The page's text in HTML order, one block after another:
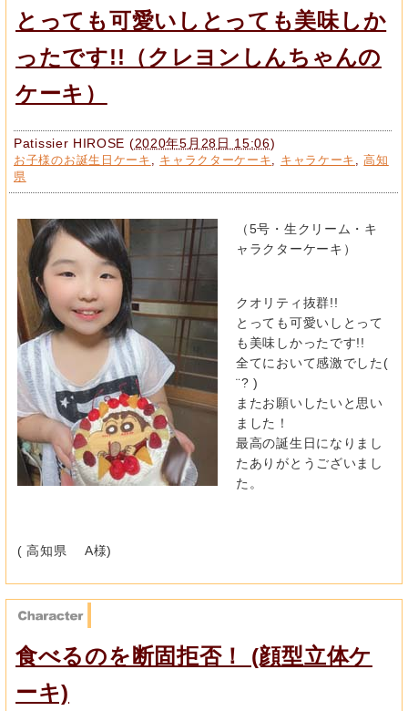
とっても可愛いしとっても美味しか
ったです!!（クレヨンしんちゃんの
ケーキ）
Patissier HIROSE (2020年5月28日 15:06)
お子様のお誕生日ケーキ キャラクターケーキ キャラケーキ ,高知
県
（5号・生クリーム・キ
ャラクターケーキ）
クオリティ抜群!!
とっても可愛いしとって
も美味しかったです!!
全てにおいて感激でした(
¨? )
またお願いしたいと思い
ました！
最高の誕生日になりまし
たありがとうございまし
た。
( 高知県 A様)
食べるのを断固拒否！ (顔型立体ケ
ーキ)